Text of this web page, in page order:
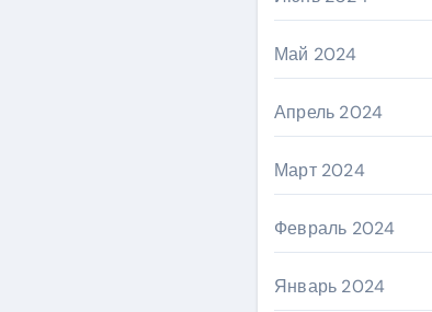
Май 2024
Апрель 2024
Март 2024
Февраль 2024
Январь 2024